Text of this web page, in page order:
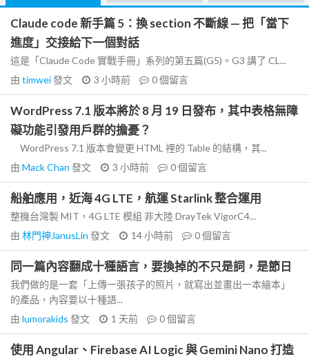
Claude code 新手篇 5：換 section 不斷線 — 把「當下
進度」交接給下一個對話
這是「Claude Code 實戰手冊」系列的第五篇(G5)。G3 講了 CL...
由 timwei發文 3 小時前 0個留言
WordPress 7.1 版本將於 8 月 19 日發布，其中表格無障
礙功能引發用戶群的擔憂？
WordPress 7.1 版本會變更 HTML 裡的 Table 的結構，其...
由 Mack Chan 發文 3 小時前 0個留言
船舶應用，近海 4G LTE，航運 Starlink 整合運用
整機台灣製 MIT，4G LTE 模組 非大陸 DrayTek VigorC4...
由 林門神JanusLin 發文 14 小時前 0個留言
同一篇內容翻成十種語言，要換掉的不只是詞，是節日
我們做的是一套「上傳一張孩子的照片，就寫出並畫出一本繪本」
的產品，內容要以十種語...
由 lumorakids 發文 1 天前 0個留言
使用 Angular、Firebase AI Logic 與 Gemini Nano 打造